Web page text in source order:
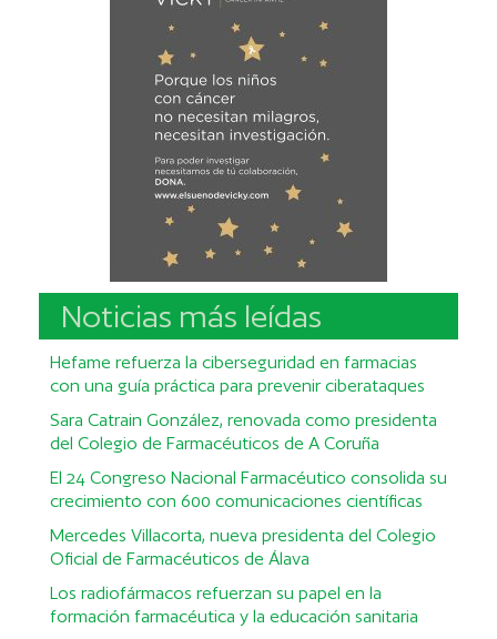
Noticias más leídas
Hefame refuerza la ciberseguridad en farmacias
con una guía práctica para prevenir ciberataques
Sara Catrain González, renovada como presidenta
del Colegio de Farmacéuticos de A Coruña
El 24 Congreso Nacional Farmacéutico consolida su
crecimiento con 600 comunicaciones científicas
Mercedes Villacorta, nueva presidenta del Colegio
Oficial de Farmacéuticos de Álava
Los radiofármacos refuerzan su papel en la
formación farmacéutica y la educación sanitaria